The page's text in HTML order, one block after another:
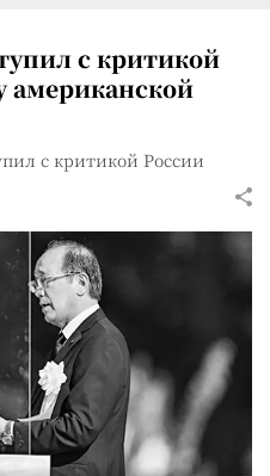
с критикой
американской
с критикой России